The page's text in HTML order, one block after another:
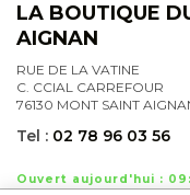
LA BOUTIQUE
AIGNAN
RUE DE LA VATINE
C. CCIAL CARREFOUR
76130 MONT SAINT
Tel : 02 78 96 03 56
Ouvert aujourd'hui :